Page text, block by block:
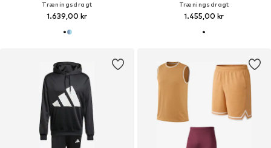
Træningsdragt
1.639,00 kr
Træningsdragt
1.455,00 kr